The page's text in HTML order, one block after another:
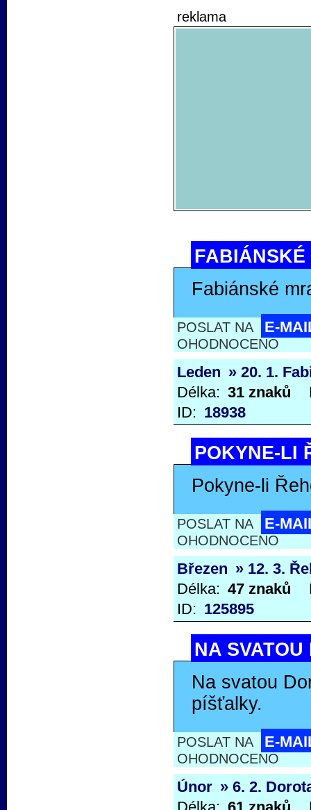
reklama
FABIÁNSKÉ
Fabiánské
POSLAT NA E-
OHODNOCENO
Leden » 20. 1.
Délka: 31 znaků
ID: 18938
POKYNE-LI
Pokyne-li
POSLAT NA E-
OHODNOCENO
Březen » 12. 3.
Délka: 47 znaků
ID: 125895
NA
Na svatou
píšťalky.
POSLAT NA E-
OHODNOCENO
Únor » 6. 2.